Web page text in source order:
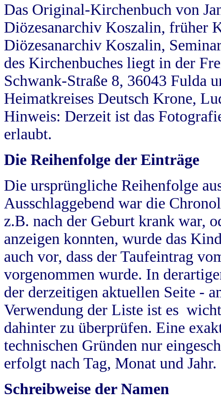
Das Original-Kirchenbuch von
Diözesanarchiv Koszalin, früher
Diözesanarchiv Koszalin,
des Kirchenbuches liegt in der
Schwank-Straße 8, 36043 Fulda
Heimatkreises Deutsch Krone,
Hinweis: Derzeit ist das
erlaubt.
Die Reihenfolge der Einträge
Die ursprüngliche Reihenfolge
Ausschlaggebend war die
z.B. nach der Geburt krank war,
anzeigen konnten, wurde das
auch vor, dass der Taufeintrag
vorgenommen wurde. In
der derzeitigen aktuellen Seite -
Verwendung der Liste ist es
dahinter zu überprüfen. Eine
technischen Gründen nur
erfolgt nach Tag, Monat und Jahr.
Schreibweise der Namen